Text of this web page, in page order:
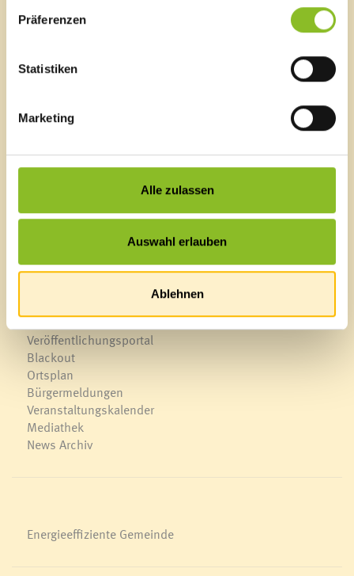
Präferenzen
Statistiken
Marketing
Alle zulassen
Auswahl erlauben
Ablehnen
Vorarlberg radelt
Fast 10.000 Vorarlbergerinnen und Vorarlberger sind
Sägenplatz 1
A-6820 Frastanz, Österreich
T0043 5522 51534-0
Schnellzugriff
Veröffentlichungsportal
Blackout
Ortsplan
Bürgermeldungen
Veranstaltungskalender
Mediathek
News Archiv
Energieeffiziente Gemeinde